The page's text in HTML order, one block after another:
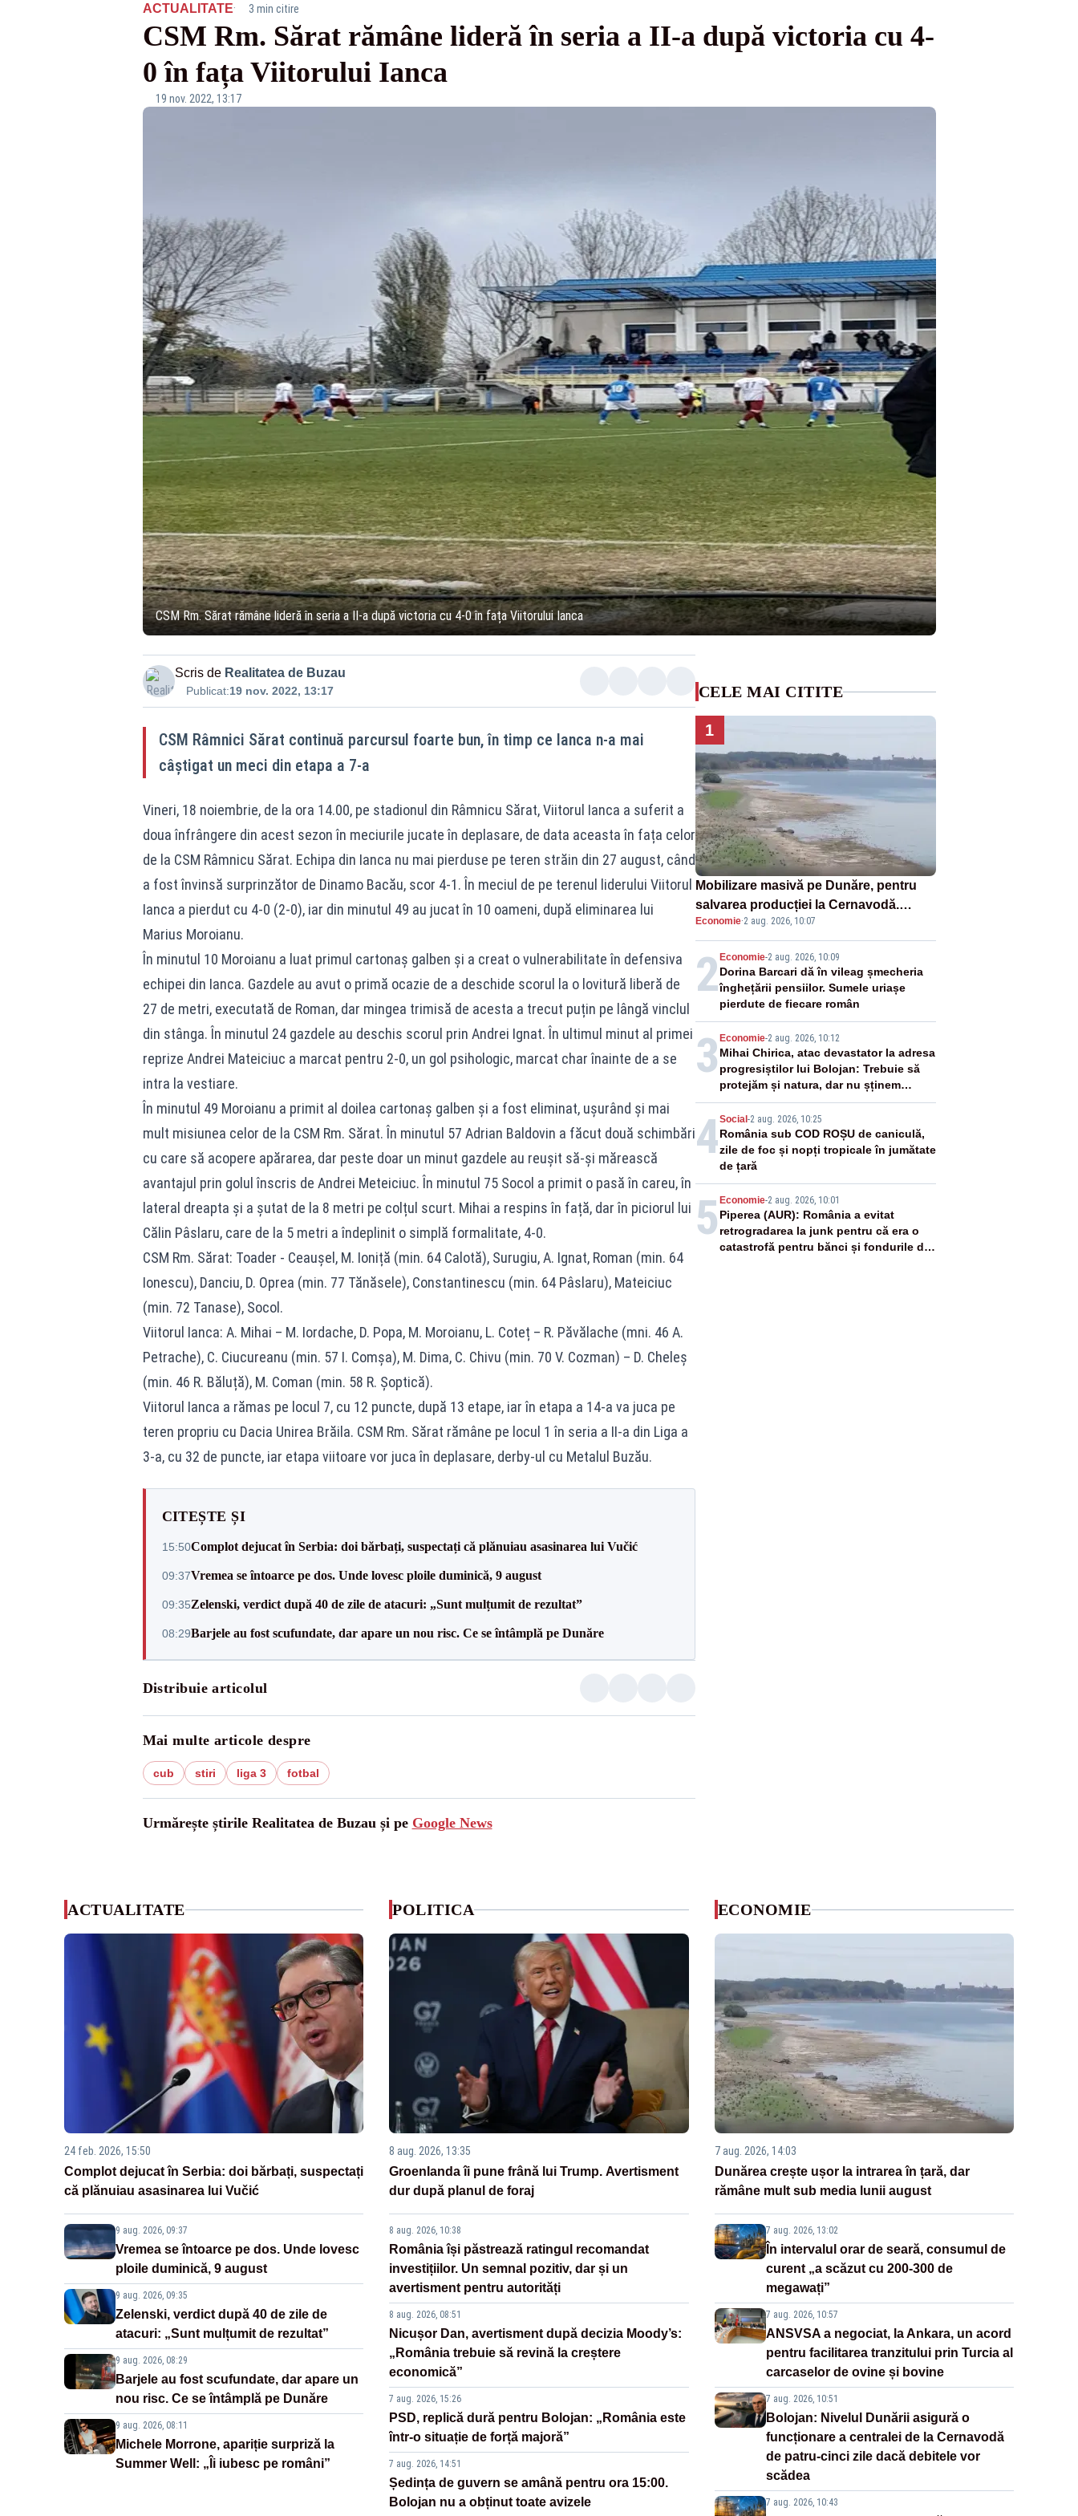
ACTUALITATE· 3 min citire
CSM Rm. Sărat rămâne lideră în seria a II-a după victoria cu 4-
0 în fața Viitorului Ianca
19 nov. 2022, 13:17
CSM Rm. Sărat rămâne lideră în seria a II-a după victoria cu 4-0 în fața Viitorului Ianca
Scris de Realitatea de Buzau
Publicat:19 nov. 2022, 13:17
CSM Râmnici Sărat continuă parcursul foarte bun, în timp ce Ianca n-a mai
câștigat un meci din etapa a 7-a
Vineri, 18 noiembrie, de la ora 14.00, pe stadionul din Râmnicu Sărat, Viitorul Ianca a suferit a
doua înfrângere din acest sezon în meciurile jucate în deplasare, de data aceasta în fața celor
de la CSM Râmnicu Sărat. Echipa din Ianca nu mai pierduse pe teren străin din 27 august, când
a fost învinsă surprinzător de Dinamo Bacău, scor 4-1. În meciul de pe terenul liderului Viitorul
Ianca a pierdut cu 4-0 (2-0), iar din minutul 49 au jucat în 10 oameni, după eliminarea lui
Marius Moroianu.
În minutul 10 Moroianu a luat primul cartonaș galben și a creat o vulnerabilitate în defensiva
echipei din Ianca. Gazdele au avut o primă ocazie de a deschide scorul la o lovitură liberă de
27 de metri, executată de Roman, dar mingea trimisă de acesta a trecut puțin pe lângă vinclul
din stânga. În minutul 24 gazdele au deschis scorul prin Andrei Ignat. În ultimul minut al primei
reprize Andrei Mateiciuc a marcat pentru 2-0, un gol psihologic, marcat char înainte de a se
intra la vestiare.
În minutul 49 Moroianu a primit al doilea cartonaș galben și a fost eliminat, ușurând și mai
mult misiunea celor de la CSM Rm. Sărat. În minutul 57 Adrian Baldovin a făcut două schimbări
cu care să acopere apărarea, dar peste doar un minut gazdele au reușit să-și mărească
avantajul prin golul înscris de Andrei Meteiciuc. În minutul 75 Socol a primit o pasă în careu, în
lateral dreapta și a șutat de la 8 metri pe colțul scurt. Mihai a respins în față, dar în piciorul lui
Călin Pâslaru, care de la 5 metri a îndeplinit o simplă formalitate, 4-0.
CSM Rm. Sărat: Toader - Ceaușel, M. Ioniță (min. 64 Calotă), Surugiu, A. Ignat, Roman (min. 64
Ionescu), Danciu, D. Oprea (min. 77 Tănăsele), Constantinescu (min. 64 Pâslaru), Mateiciuc
(min. 72 Tanase), Socol.
Viitorul Ianca: A. Mihai – M. Iordache, D. Popa, M. Moroianu, L. Coteț – R. Păvălache (mni. 46 A.
Petrache), C. Ciucureanu (min. 57 I. Comșa), M. Dima, C. Chivu (min. 70 V. Cozman) – D. Cheleș
(min. 46 R. Băluță), M. Coman (min. 58 R. Șoptică).
Viitorul Ianca a rămas pe locul 7, cu 12 puncte, după 13 etape, iar în etapa a 14-a va juca pe
teren propriu cu Dacia Unirea Brăila. CSM Rm. Sărat rămâne pe locul 1 în seria a II-a din Liga a
3-a, cu 32 de puncte, iar etapa viitoare vor juca în deplasare, derby-ul cu Metalul Buzău.
CITEȘTE ȘI
15:50Complot dejucat în Serbia: doi bărbați, suspectați că plănuiau asasinarea lui Vučić
09:37Vremea se întoarce pe dos. Unde lovesc ploile duminică, 9 august
09:35Zelenski, verdict după 40 de zile de atacuri: „Sunt mulțumit de rezultat”
08:29Barjele au fost scufundate, dar apare un nou risc. Ce se întâmplă pe Dunăre
Distribuie articolul
Mai multe articole despre
cub stiri liga 3 fotbal
Urmărește știrile Realitatea de Buzau și pe Google News
CELE MAI CITITE
1
Mobilizare masivă pe Dunăre, pentru
salvarea producției la Cernavodă.
Armata va detona o stâncă și va devia
apa fluviului - IMAGINI AERIENE
Economie·2 aug. 2026, 10:07
2 Economie-2 aug. 2026, 10:09
Dorina Barcari dă în vileag șmecheria
înghețării pensiilor. Sumele uriașe
pierdute de fiecare român
3 Economie-2 aug. 2026, 10:12
Mihai Chirica, atac devastator la adresa
progresiștilor lui Bolojan: Trebuie să
protejăm și natura, dar nu șținem
omaneii în stare permanentă de alertă
4Social -2 aug. 2026, 10:25
România sub COD ROȘU de caniculă,
zile de foc și nopți tropicale în jumătate
de țară
5 Economie-2 aug. 2026, 10:01
Piperea (AUR): România a evitat
retrogradarea la junk pentru că era o
catastrofă pentru bănci și fondurile de
ACTUALITATE
24 feb. 2026, 15:50
Complot dejucat în Serbia: doi bărbați, suspectați
că plănuiau asasinarea lui Vučić
9 aug. 2026, 09:37
Vremea se întoarce pe dos. Unde lovesc
ploile duminică, 9 august
9 aug. 2026, 09:35
Zelenski, verdict după 40 de zile de
atacuri: „Sunt mulțumit de rezultat”
9 aug. 2026, 08:29
Barjele au fost scufundate, dar apare un
nou risc. Ce se întâmplă pe Dunăre
9 aug. 2026, 08:11
Michele Morrone, apariție surpriză la
Summer Well: „Îi iubesc pe români”
POLITICA
8 aug. 2026, 13:35
Groenlanda îi pune frână lui Trump. Avertisment
dur după planul de foraj
8 aug. 2026, 10:38
România își păstrează ratingul recomandat
investițiilor. Un semnal pozitiv, dar și un
avertisment pentru autorități
8 aug. 2026, 08:51
Nicușor Dan, avertisment după decizia Moody’s:
„România trebuie să revină la creștere
economică”
7 aug. 2026, 15:26
PSD, replică dură pentru Bolojan: „România este
într-o situație de forță majoră”
7 aug. 2026, 14:51
Ședința de guvern se amână pentru ora 15:00.
Bolojan nu a obținut toate avizele
ECONOMIE
7 aug. 2026, 14:03
Dunărea crește ușor la intrarea în țară, dar
rămâne mult sub media lunii august
7 aug. 2026, 13:02
În intervalul orar de seară, consumul de
curent „a scăzut cu 200-300 de
megawați”
7 aug. 2026, 10:57
ANSVSA a negociat, la Ankara, un acord
pentru facilitarea tranzitului prin Turcia al
carcaselor de ovine și bovine
7 aug. 2026, 10:51
Bolojan: Nivelul Dunării asigură o
funcționare a centralei de la Cernavodă
de patru-cinci zile dacă debitele vor
scădea
7 aug. 2026, 10:43